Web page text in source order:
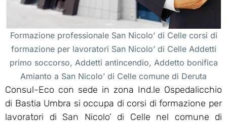
Formazione professionale San Nicolo’ di Celle corsi di
formazione per lavoratori San Nicolo’ di Celle Addetti
primo soccorso, Addetti antincendio, Addetto bonifica
Amianto a San Nicolo’ di Celle comune di Deruta
Consul-Eco con sede in zona Ind.le Ospedalicchio
di Bastia Umbra si occupa di corsi di formazione per
lavoratori di San Nicolo’ di Celle nel comune di